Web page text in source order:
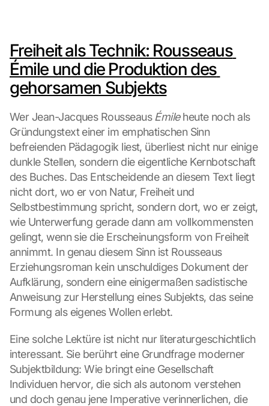
Freiheit als Technik: Rousseaus
Émile und die Produktion des
gehorsamen Subjekts
Wer Jean-Jacques Rousseaus Émile heute noch als
Gründungstext einer im emphatischen Sinn
befreienden Pädagogik liest, überliest nicht nur einige
dunkle Stellen, sondern die eigentliche Kernbotschaft
des Buches. Das Entscheidende an diesem Text liegt
nicht dort, wo er von Natur, Freiheit und
Selbstbestimmung spricht, sondern dort, wo er zeigt,
wie Unterwerfung gerade dann am vollkommensten
gelingt, wenn sie die Erscheinungsform von Freiheit
annimmt. In genau diesem Sinn ist Rousseaus
Erziehungsroman kein unschuldiges Dokument der
Aufklärung, sondern eine einigermaßen sadistische
Anweisung zur Herstellung eines Subjekts, das seine
Formung als eigenes Wollen erlebt.
Eine solche Lektüre ist nicht nur literaturgeschichtlich
interessant. Sie berührt eine Grundfrage moderner
Subjektbildung: Wie bringt eine Gesellschaft
Individuen hervor, die sich als autonom verstehen
und doch genau jene Imperative verinnerlichen, die